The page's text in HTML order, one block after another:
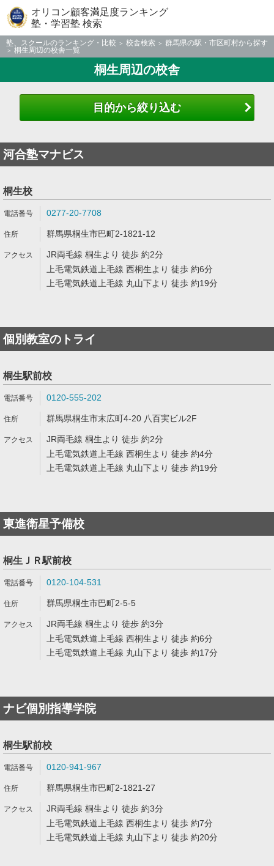
オリコン顧客満足度ランキング
塾・学習塾 検索
塾、スクールのランキング・比較 校舎検索
群馬県の駅・市区町村から探す
桐生周辺の校舎一覧
桐生周辺の校舎
目的から絞り込む
河合塾マナビス
桐生校
0277-20-7708
群馬県桐生市巴町2-1821-12
JR両毛線 桐生より 徒歩 約2分
上毛電気鉄道上毛線 西桐生より 徒歩 約6分
上毛電気鉄道上毛線 丸山下より 徒歩 約19分
個別教室のトライ
桐生駅前校
0120-555-202
群馬県桐生市末広町4-20 八百実ビル2F
JR両毛線 桐生より 徒歩 約2分
上毛電気鉄道上毛線 西桐生より 徒歩 約4分
上毛電気鉄道上毛線 丸山下より 徒歩 約19分
東進衛星予備校
桐生ＪＲ駅前校
0120-104-531
群馬県桐生市巴町2-5-5
JR両毛線 桐生より 徒歩 約3分
上毛電気鉄道上毛線 西桐生より 徒歩 約6分
上毛電気鉄道上毛線 丸山下より 徒歩 約17分
ナビ個別指導学院
桐生駅前校
0120-941-967
群馬県桐生市巴町2-1821-27
JR両毛線 桐生より 徒歩 約3分
上毛電気鉄道上毛線 西桐生より 徒歩 約7分
上毛電気鉄道上毛線 丸山下より 徒歩 約20分